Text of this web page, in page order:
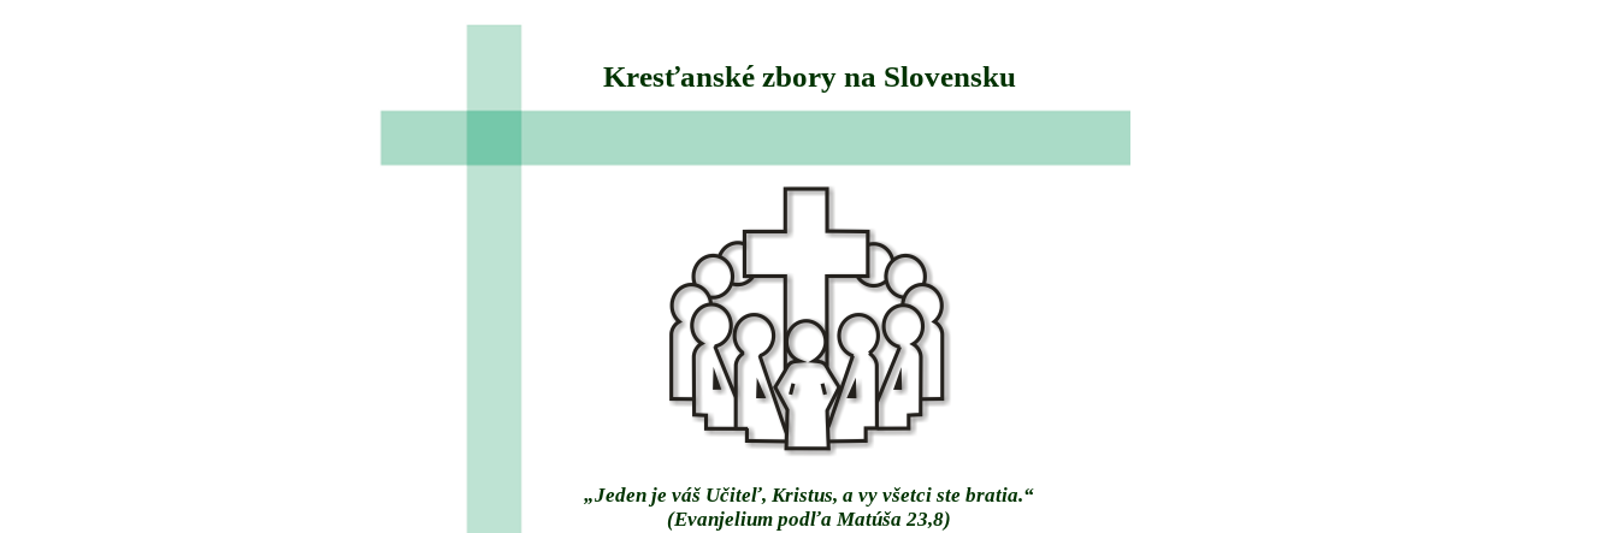
Kresťanské zbory na Slovensku
„Jeden je váš Učiteľ, Kristus, a vy všetci ste bratia.“
(Evanjelium podľa Matúša 23,8)